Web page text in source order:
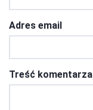
Adres email
Treść komentarza